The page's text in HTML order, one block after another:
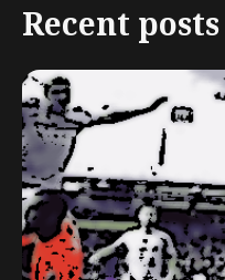
Recent posts